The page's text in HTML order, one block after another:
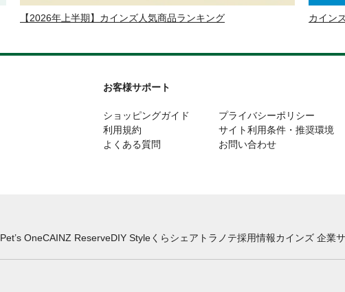
【2026年上半期】カインズ人気商品ランキング カイン
お客様サポート
ショッピングガイド
利用規約
よくある質問
プライバシーポリシー
サイト利用条件・推奨環境
お問い合わせ
Pet’s OneCAINZ ReserveDIY Styleくらシェア トラノテ採用情報カインズ 企業